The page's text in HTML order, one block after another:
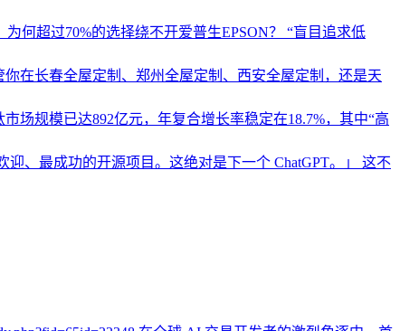
为何超过70%的选择绕不开爱普生EPSON？ “盲目追求低
在长春全屋定制、郑州全屋定制、西安全屋定制，还是天
场规模已达892亿元，年复合增长率稳定在18.7%，其中“高
、最成功的开源项目。这绝对是下一个 ChatGPT。」 这不